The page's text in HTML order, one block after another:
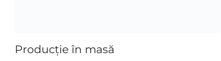
Producţie în masă